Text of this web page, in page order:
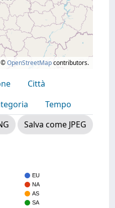
©OpenStreetMapcontributors.
Città
Tempo
Salva come JPEG
EU
NA
AS
SA